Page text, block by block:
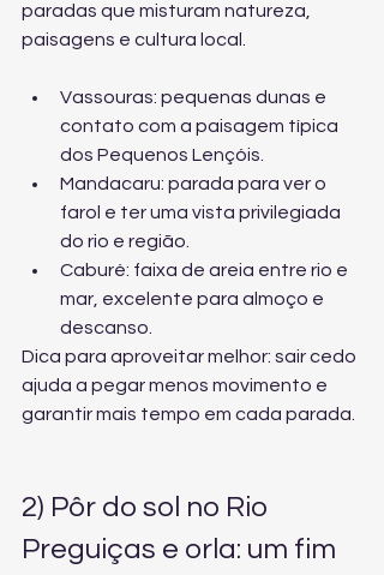
paradas que misturam natureza,
paisagens e cultura local.
Vassouras: pequenas dunas e
contato com a paisagem típica
dos Pequenos Lençóis.
Mandacaru: parada para ver o
farol e ter uma vista privilegiada
do rio e região.
Caburé: faixa de areia entre rio e
mar, excelente para almoço e
descanso.
Dica para aproveitar melhor: sair cedo
ajuda a pegar menos movimento e
garantir mais tempo em cada parada.
2) Pôr do sol no Rio
Preguiças e orla: um fim